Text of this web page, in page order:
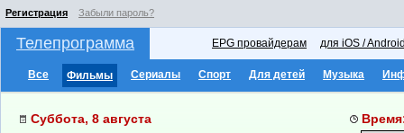
Регистрация Забыли пароль?
Телепрограмма EPG провайдерам для iOS /
Все Фильмы Сериалы Спорт Для детей Музыка
Суббота, 8 августа